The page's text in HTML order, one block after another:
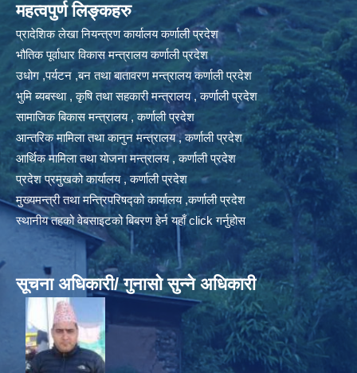
महत्वपुर्ण लिङ्कहरु
प्रादेशिक लेखा नियन्त्रण कार्यालय कर्णाली प्रदेश
भौतिक पूर्वाधार विकास मन्त्रालय कर्णाली प्रदेश
उधोग ,पर्यटन ,बन तथा बातावरण मन्त्रालय कर्णाली प्रदेश
भुमि ब्यबस्था , कृषि तथा सहकारी मन्त्रालय , कर्णाली प्रदेश
सामाजिक बिकास मन्त्रालय , कर्णाली प्रदेश
आन्तरिक मामिला तथा कानुन मन्त्रालय , कर्णाली प्रदेश
आर्थिक मामिला तथा योजना मन्त्रालय , कर्णाली प्रदेश
प्रदेश प्रमुखको कार्यालय , कर्णाली प्रदेश
मुख्यमन्त्री तथा मन्त्रिपरिषद्को कार्यालय ,कर्णाली प्रदेश
स्थानीय तहको वेबसाइटको बिबरण हेर्न यहाँ click गर्नुहोस
सूचना अधिकारी/ गुनासो सुन्ने अधिकारी